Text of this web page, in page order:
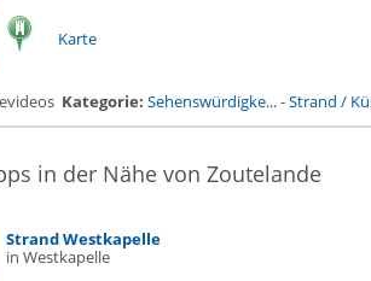
Karte
Kategorie: Sehenswürdigke...-Strand /
in der Nähe von Zoutelande
Strand Westkapelle
in Westkapelle